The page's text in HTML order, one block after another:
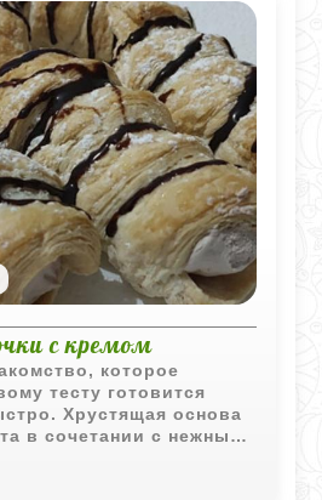
с кремом
которое
тесту готовится
Хрустящая основа
в сочетании с нежным,
кремом создает
к чаю или кофе.